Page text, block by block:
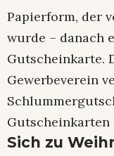
Papierform, der
wurde – danach
Gutscheinkarte.
Gewerbeverein
Gutscheinkarten
Sich zu